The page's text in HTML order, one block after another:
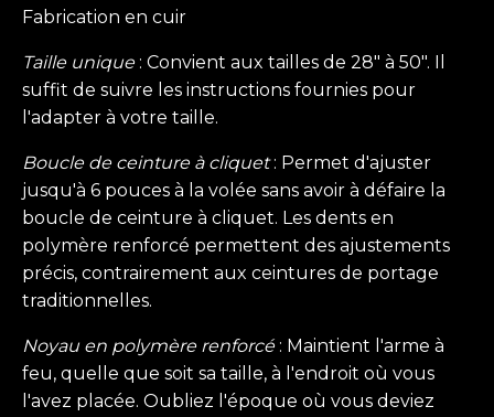
Fabrication en cuir
Taille unique: Convient aux tailles de 28" à 50". Il
suffit de suivre les instructions fournies pour
l'adapter à votre taille.
Boucle de ceinture à cliquet: Permet d'ajuster
jusqu'à 6 pouces à la volée sans avoir à défaire la
boucle de ceinture à cliquet. Les dents en
polymère renforcé permettent des ajustements
précis, contrairement aux ceintures de portage
traditionnelles.
Noyau en polymère renforcé: Maintient l'arme à
feu, quelle que soit sa taille, à l'endroit où vous
l'avez placée. Oubliez l'époque où vous deviez